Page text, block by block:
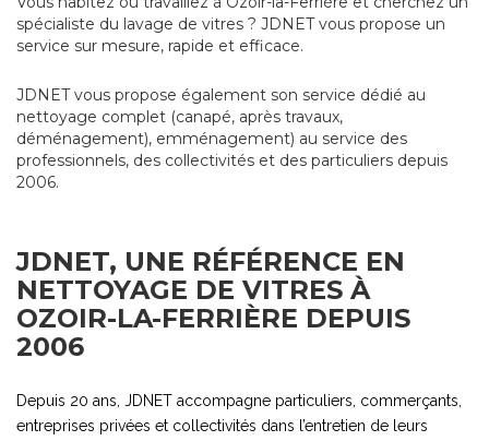
spécialiste du lavage de vitres ? JDNET vous propose un
service sur mesure, rapide et efficace.
JDNET vous propose également son service dédié au
nettoyage complet (canapé, après travaux,
déménagement), emménagement) au service des
professionnels, des collectivités et des particuliers depuis
2006.
JDNET, UNE RÉFÉRENCE EN
NETTOYAGE DE VITRES À
OZOIR-LA-FERRIÈRE DEPUIS
2006
Depuis 20 ans, JDNET accompagne particuliers, commerçants,
entreprises privées et collectivités dans l’entretien de leurs